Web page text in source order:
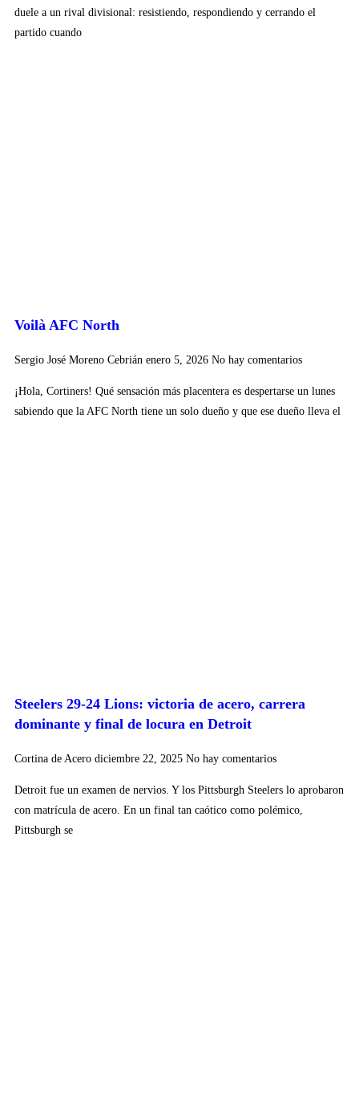
duele a un rival divisional: resistiendo, respondiendo y cerrando el
partido cuando
Voilà AFC North
Sergio José Moreno Cebrián enero 5, 2026 No hay comentarios
¡Hola, Cortiners! Qué sensación más placentera es despertarse un lunes
sabiendo que la AFC North tiene un solo dueño y que ese dueño lleva el
Steelers 29-24 Lions: victoria de acero, carrera
dominante y final de locura en Detroit
Cortina de Acero diciembre 22, 2025 No hay comentarios
Detroit fue un examen de nervios. Y los Pittsburgh Steelers lo aprobaron
con matrícula de acero. En un final tan caótico como polémico,
Pittsburgh se